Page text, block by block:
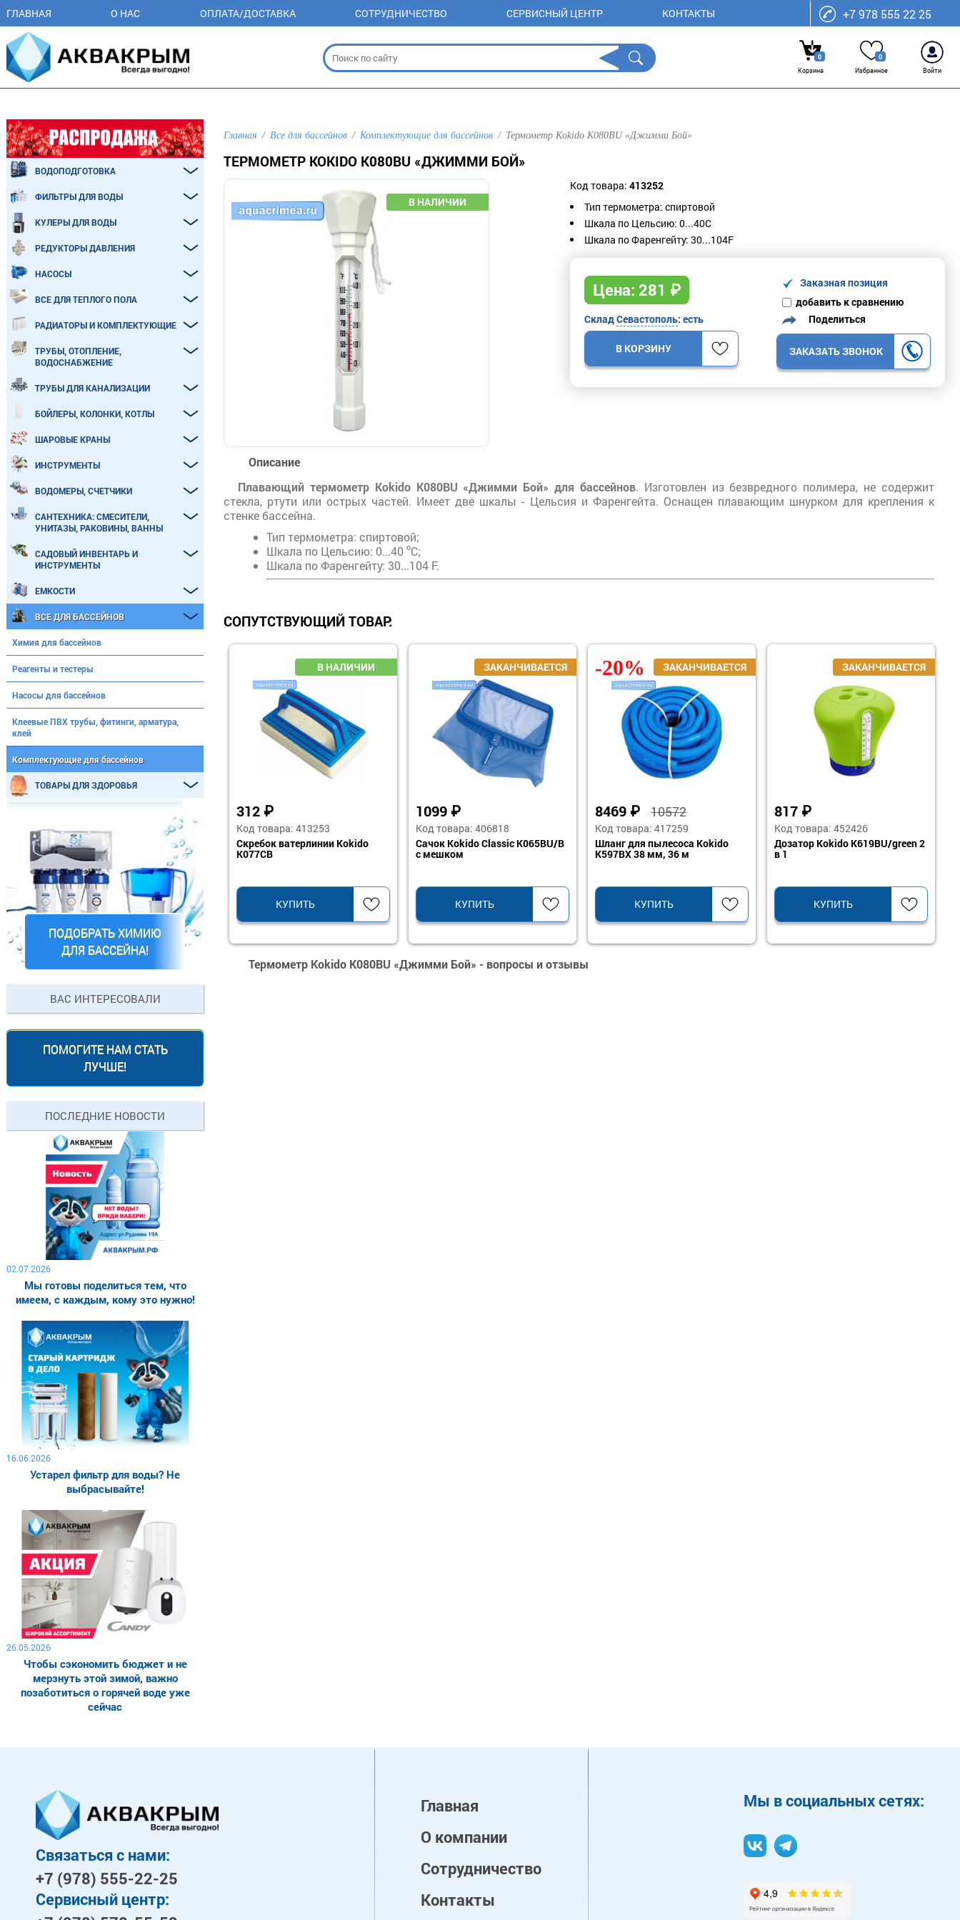
ГЛАВНАЯ О НАС ОПЛАТА/ДОСТАВКА СОТРУДНИЧЕСТВО СЕРВИСНЫЙ ЦЕНТР КОНТАКТЫ +7 978 555 22 25
0
Корзина
0
Избранное
Войти
Главная Все для бассейнов Комплектующие для бассейнов Термометр Kokido K080BU «Джимми Бой»
ТЕРМОМЕТР KOKIDO K080BU «ДЖИММИ БОЙ»
Код товара: 413252
Тип термометра: спиртовой
Шкала по Цельсию: 0...40С
Шкала по Фаренгейту: 30...104F
Цена: 281 ₽
Заказная позиция
добавить к сравнению
СкладСевастополь: есть
В КОРЗИНУ
Поделиться
ЗАКАЗАТЬ ЗВОНОК
Описание
Плавающий термометр Kokido K080BU «Джимми Бой» для бассейнов. Изготовлен из безвредного полимера, не содержит
стекла, ртути или острых частей. Имеет две шкалы - Цельсия и Фаренгейта. Оснащен плавающим шнурком для крепления к
стенке бассейна.
Тип термометра: спиртовой;
Шкала по Цельсию: 0...40 oС;
Шкала по Фаренгейту: 30...104 F.
СОПУТСТВУЮЩИЙ ТОВАР:
312 ₽
Код товара: 413253
Скребок ватерлинии Kokido
K077CB
КУПИТЬ
1099 ₽
Код товара: 406818
Сачок Kokido Classic K065BU/B
с мешком
КУПИТЬ
8469 ₽ 10572
Код товара: 417259
Шланг для пылесоса Kokido
K597BX 38 мм, 36 м
КУПИТЬ
-20%
817 ₽
Код товара: 452426
Дозатор Kokido K619BU/green 2
в 1
КУПИТЬ
Термометр Kokido K080BU «Джимми Бой» - вопросы и отзывы
ВОДОПОДГОТОВКА
ФИЛЬТРЫ ДЛЯ ВОДЫ
КУЛЕРЫ ДЛЯ ВОДЫ
РЕДУКТОРЫ ДАВЛЕНИЯ
НАСОСЫ
ВСЕ ДЛЯ ТЕПЛОГО ПОЛА
РАДИАТОРЫ И КОМПЛЕКТУЮЩИЕ
ТРУБЫ, ОТОПЛЕНИЕ,
ВОДОСНАБЖЕНИЕ
ТРУБЫ ДЛЯ КАНАЛИЗАЦИИ
БОЙЛЕРЫ, КОЛОНКИ, КОТЛЫ
ШАРОВЫЕ КРАНЫ
ИНСТРУМЕНТЫ
ВОДОМЕРЫ, СЧЕТЧИКИ
САНТЕХНИКА: СМЕСИТЕЛИ,
УНИТАЗЫ, РАКОВИНЫ, ВАННЫ
САДОВЫЙ ИНВЕНТАРЬ И
ИНСТРУМЕНТЫ
ЕМКОСТИ
ВСЕ ДЛЯ БАССЕЙНОВ
Химия для бассейнов
Реагенты и тестеры
Насосы для бассейнов
Клеевые ПВХ трубы, фитинги, арматура,
клей
Комплектующие для бассейнов
ТОВАРЫ ДЛЯ ЗДОРОВЬЯ
ПОДОБРАТЬ ХИМИЮ
ДЛЯ БАССЕЙНА!
ВАС ИНТЕРЕСОВАЛИ
ПОМОГИТЕ НАМ СТАТЬ
ЛУЧШЕ!
ПОСЛЕДНИЕ НОВОСТИ
02.07.2026
Мы готовы поделиться тем, что
имеем, с каждым, кому это нужно!
16.06.2026
Устарел фильтр для воды? Не
выбрасывайте!
26.05.2026
Чтобы сэкономить бюджет и не
мерзнуть этой зимой, важно
позаботиться о горячей воде уже
сейчас
Связаться с нами:
+7 (978) 555-22-25
Сервисный центр:
Главная
О компании
Сотрудничество
Контакты
Mы в социальных сетях: